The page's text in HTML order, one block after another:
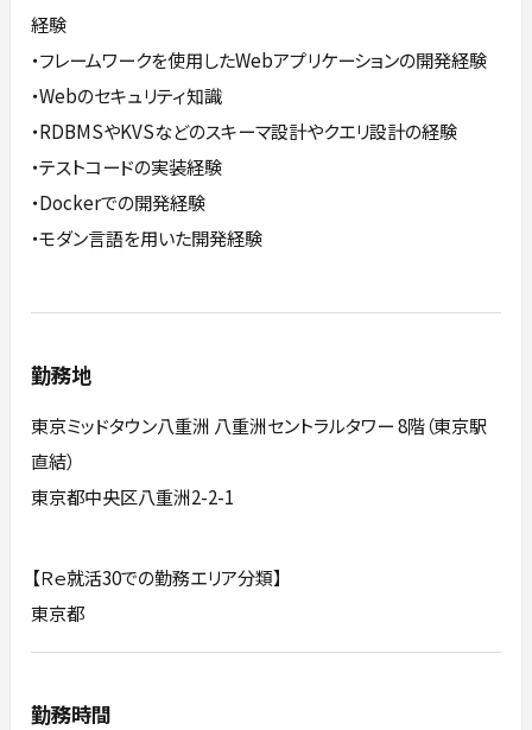
経験
・フレームワークを使用したWebアプリケーションの開発経験
・Webのセキュリティ知識
・RDBMSやKVSなどのスキーマ設計やクエリ設計の経験
・テストコードの実装経験
・Dockerでの開発経験
・モダン言語を用いた開発経験
勤務地
東京ミッドタウン八重洲 八重洲セントラルタワー 8階（東京駅
直結）
東京都中央区八重洲2-2-1
【Ｒｅ就活30での勤務エリア分類】
東京都
勤務時間